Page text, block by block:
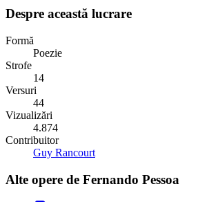
Despre această lucrare
Formă
Poezie
Strofe
14
Versuri
44
Vizualizări
4.874
Contribuitor
Guy Rancourt
Alte opere de Fernando Pessoa